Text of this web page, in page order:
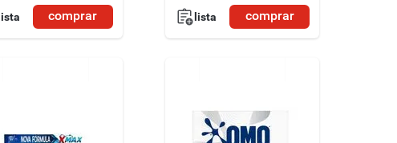
lista comprar lista comprar